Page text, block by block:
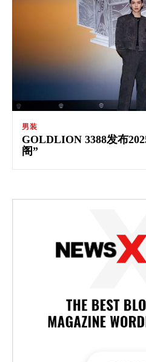
男装
GOLDLION 3388发布
阁”